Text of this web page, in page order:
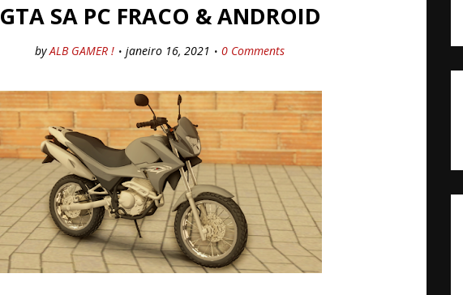
GTA SA PC FRACO & ANDROID
by ALB GAMER ! janeiro 16, 2021 0 Comments